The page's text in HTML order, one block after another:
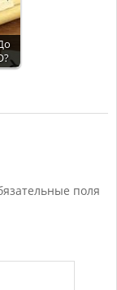
поля